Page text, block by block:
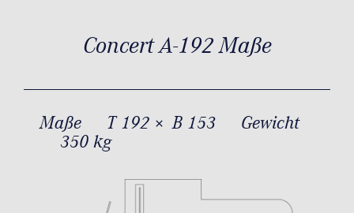
Concert A-192 Maße
Maße T 192 × B 153
Gewicht
350 kg